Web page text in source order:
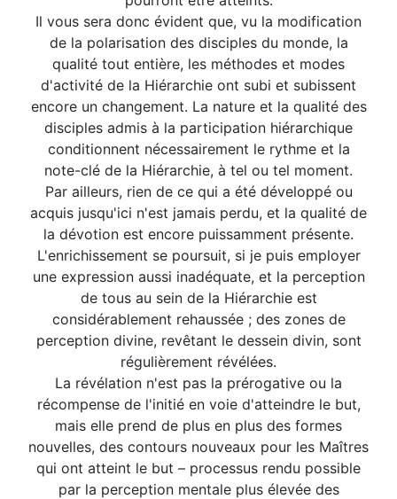
Il vous sera donc évident que, vu la modification
de la polarisation des disciples du monde, la
qualité tout entière, les méthodes et modes
d'activité de la Hiérarchie ont subi et subissent
encore un changement. La nature et la qualité des
disciples admis à la participation hiérarchique
conditionnent nécessairement le rythme et la
note-clé de la Hiérarchie, à tel ou tel moment.
Par ailleurs, rien de ce qui a été développé ou
acquis jusqu'ici n'est jamais perdu, et la qualité de
la dévotion est encore puissamment présente.
L'enrichissement se poursuit, si je puis employer
une expression aussi inadéquate, et la perception
de tous au sein de la Hiérarchie est
considérablement rehaussée ; des zones de
perception divine, revêtant le dessein divin, sont
régulièrement révélées.
La révélation n'est pas la prérogative ou la
récompense de l'initié en voie d'atteindre le but,
mais elle prend de plus en plus des formes
nouvelles, des contours nouveaux pour les Maîtres
qui ont atteint le but – processus rendu possible
par la perception mentale plus élevée des